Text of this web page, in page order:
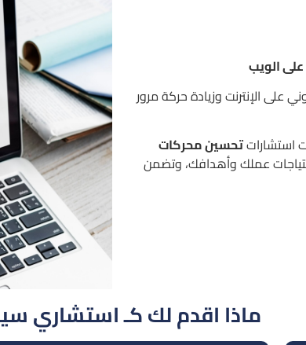
على الإنترنت وزيادة حركة مرور
استشاراتتحسين محركات
عملك وأهدافك، وتضمن
ماذا اقدم لك كـ استشاري